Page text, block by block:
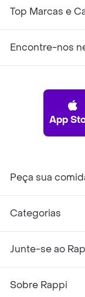
Top Marcas e
Encontre-nos
App
Peça sua
Categorias
Junte-se ao
Sobre Rappi